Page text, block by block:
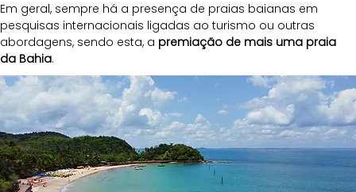
Em geral, sempre há a presença de praias baianas em
pesquisas internacionais ligadas ao turismo ou outras
abordagens, sendo esta, a premiação de mais uma praia
da Bahia.